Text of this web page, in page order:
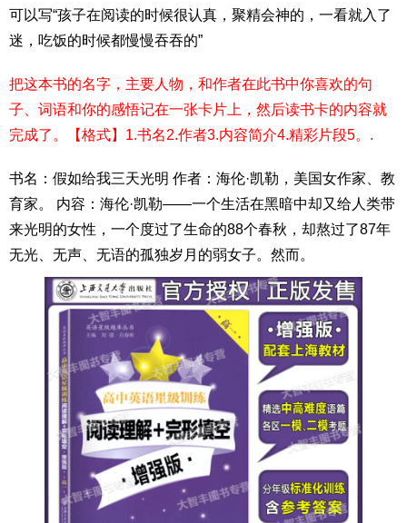
可以写“孩子在阅读的时候很认真，聚精会神的，一看就入了
迷，吃饭的时候都慢慢吞吞的”
把这本书的名字，主要人物，和作者在此书中你喜欢的句
子、词语和你的感悟记在一张卡片上，然后读书卡的内容就
完成了。【格式】1.书名2.作者3.内容简介4.精彩片段5。.
书名：假如给我三天光明 作者：海伦·凯勒，美国女作家、教
育家。 内容：海伦·凯勒——一个生活在黑暗中却又给人类带
来光明的女性，一个度过了生命的88个春秋，却熬过了87年
无光、无声、无语的孤独岁月的弱女子。然而。